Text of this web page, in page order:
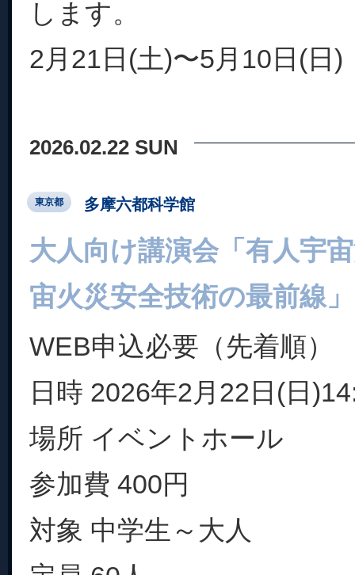
します。
2月21日(土)〜5月10日(日)
2026.02.22 SUN
東京都 多摩六都科学館
大人向け講演会「有人宇
宙火災安全技術の最前線」
WEB申込必要（先着順）
日時 2026年2月22日(日
場所 イベントホール
参加費 400円
対象 中学生～大人